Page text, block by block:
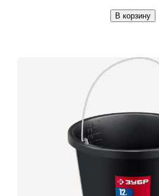
В корзину